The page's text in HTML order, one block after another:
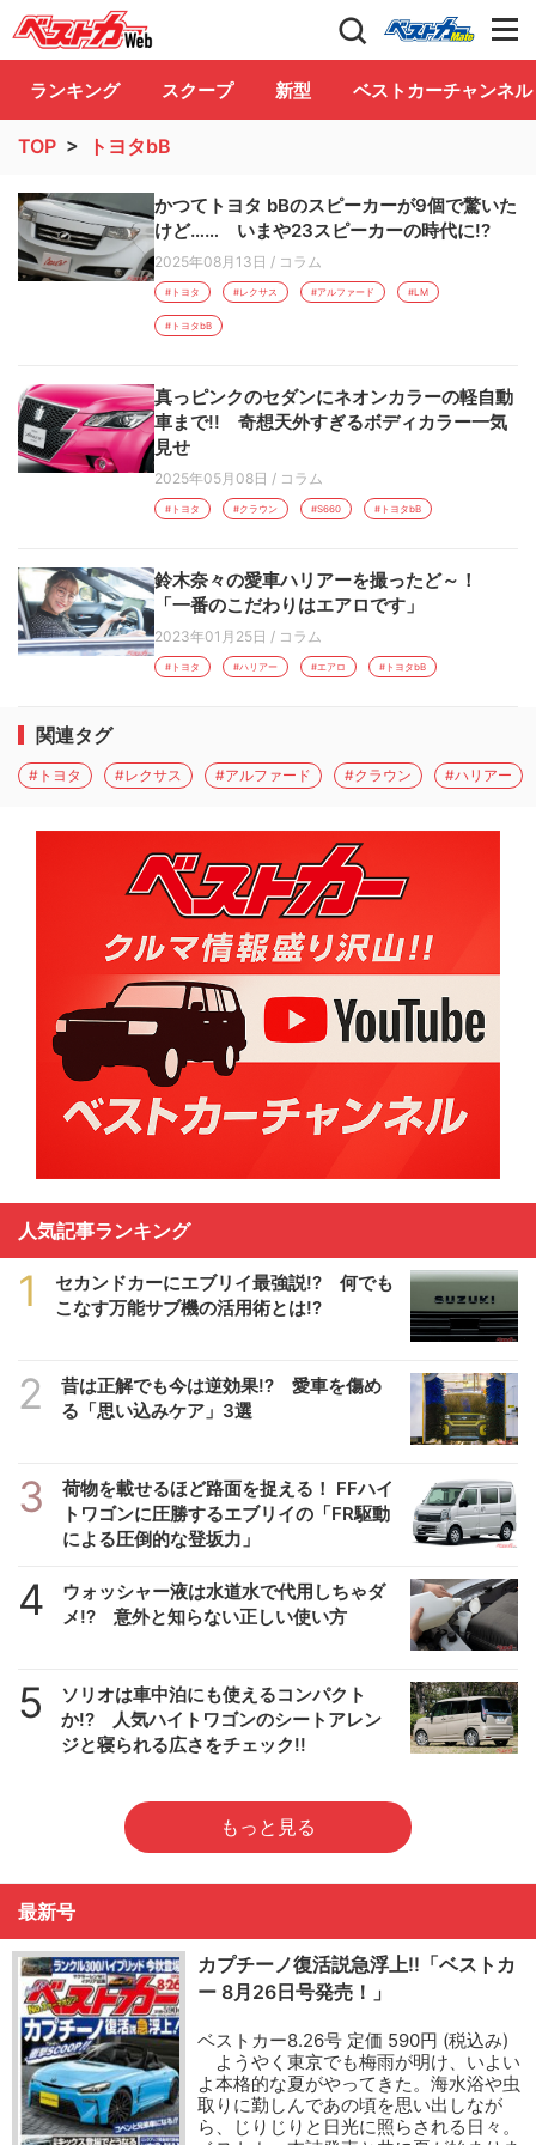
自動車情報誌「ベストカー」 Club
ランキング スクープ 新型 ベストカーチャンネル
TOP > トヨタbB
かつてトヨタ bBのスピーカーが9個で驚いた
けど…… いまや23スピーカーの時代に!?
2025年08月13日 / コラム
#トヨタ #レクサス #アルファード #LM
#トヨタbB
真っピンクのセダンにネオンカラーの軽自動
車まで!! 奇想天外すぎるボディカラー一気
見せ
2025年05月08日 / コラム
#トヨタ #クラウン #S660 #トヨタbB
鈴木奈々の愛車ハリアーを撮ったど～！
「一番のこだわりはエアロです」
2023年01月25日 / コラム
#トヨタ #ハリアー #エアロ #トヨタbB
関連タグ
#トヨタ #レクサス #アルファード #クラウン #ハリアー
人気記事ランキング
1
セカンドカーにエブリイ最強説!? 何でも
こなす万能サブ機の活用術とは!?
2
昔は正解でも今は逆効果!? 愛車を傷め
る「思い込みケア」3選
3
荷物を載せるほど路面を捉える！ FFハイ
トワゴンに圧勝するエブリイの「FR駆動
による圧倒的な登坂力」
4
ウォッシャー液は水道水で代用しちゃダ
メ!? 意外と知らない正しい使い方
5
ソリオは車中泊にも使えるコンパクト
か!? 人気ハイトワゴンのシートアレン
ジと寝られる広さをチェック!!
もっと見る
最新号
カプチーノ復活説急浮上!!「ベストカ
ー 8月26日号発売！」
ベストカー8.26号 定価 590円 (税込み)
ようやく東京でも梅雨が明け、いよい
よ本格的な夏がやってきた。海水浴や虫
取りに勤しんであの頃を思い出しなが
ら、じりじりと日光に照らされる日々。